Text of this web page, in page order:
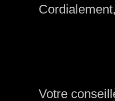
Cordialement,
Votre